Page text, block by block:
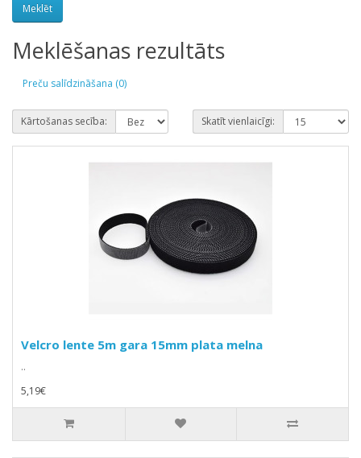
Meklēšanas rezultāts
Preču salīdzināšana (0)
Kārtošanas secība: Skatīt vienlaicīgi:
Velcro lente 5m gara 15mm plata melna
..
5,19€